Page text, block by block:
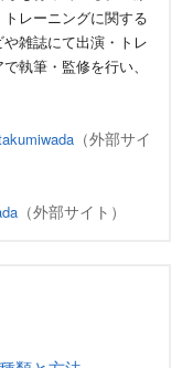
レーニングに関する
雑誌にて出演・トレ
執筆・監修を行い、
（外部サイ
（外部サイト）